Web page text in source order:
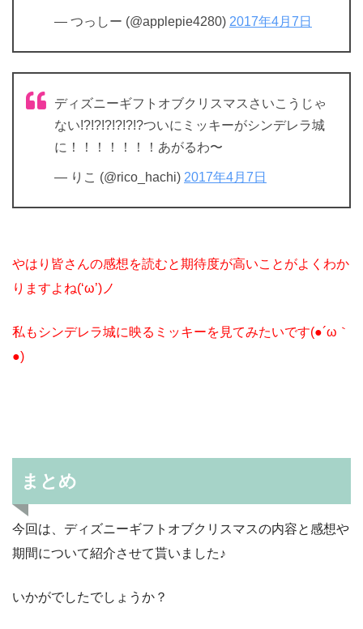
— つっしー (@applepie4280) 2017年4月7日
ディズニーギフトオブクリスマスさいこうじゃ
ない!?!?!?!?!?!?ついにミッキーがシンデレラ城
に！！！！！！！あがるわ〜
— りこ (@rico_hachi) 2017年4月7日
やはり皆さんの感想を読むと期待度が高いことがよくわか
りますよね(‘ω’)ノ
私もシンデレラ城に映るミッキーを見てみたいです(●´ω｀
●)
まとめ
今回は、ディズニーギフトオブクリスマスの内容と感想や
期間について紹介させて貰いました♪
いかがでしたでしょうか？